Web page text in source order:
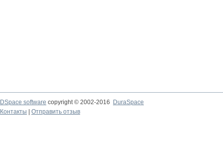
DSpace software copyright © 2002-2016
DuraSpace
Контакты
Отправить отзыв